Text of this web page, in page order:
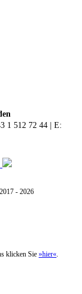
1 512 72 44 | E:
- 2026
klicken Sie »hier«.